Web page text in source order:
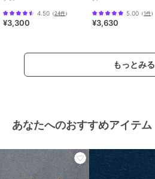
4.50 （24件）
¥3,300
5.00 （1件）
¥3,630
もっとみる
あなたへのおすすめアイテム